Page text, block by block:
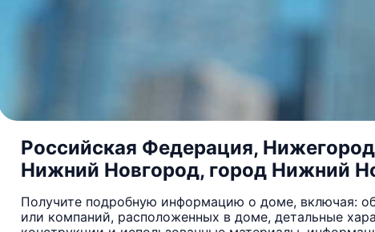
Российская Федерация,
Нижний Новгород, город Нижний
Получите подробную информацию о доме, включая:
или компаний, расположенных в доме, детальные